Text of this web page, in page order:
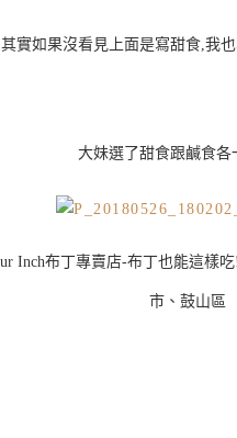
其實如果沒看見上面是寫甜食,我
大妹選了甜食跟鹹食各